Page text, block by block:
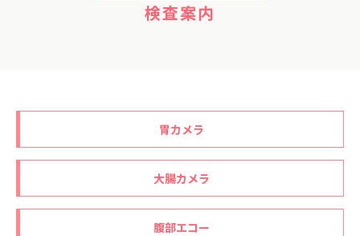
検査案内
胃カメラ
大腸カメラ
腹部エコー